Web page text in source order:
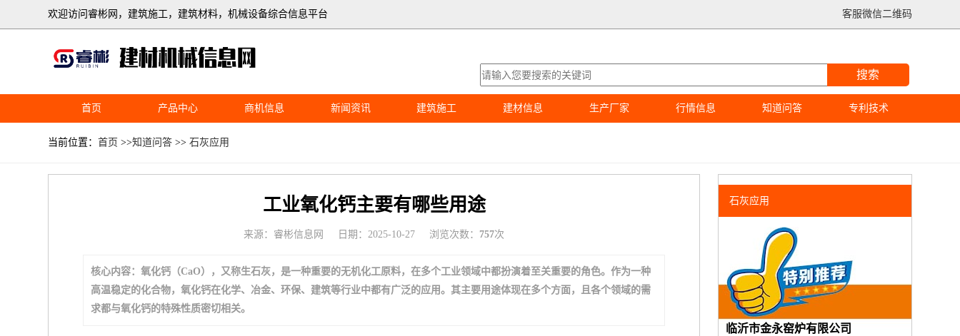
客服微信二维码
欢迎访问睿彬网，建筑施工，建筑材料，机械设备综合信息平台
搜索
首页 产品中心 商机信息 新闻资讯 建筑施工 建材信息 生产厂家 行情信息 知道问答 专利技术
当前位置：首页 >>知道问答 >>石灰应用
工业氧化钙主要有哪些用途
来源：睿彬信息网 日期：2025-10-27 浏览次数： 757次
核心内容：氧化钙（CaO），又称生石灰，是一种重要的无机化工原料，在多个工业领域中都扮演着至关重要的角色。作为一种
高温稳定的化合物，氧化钙在化学、冶金、环保、建筑等行业中都有广泛的应用。其主要用途体现在多个方面，且各个领域的需
求都与氧化钙的特殊性质密切相关。
石灰应用
临沂市金永窑炉有限公司